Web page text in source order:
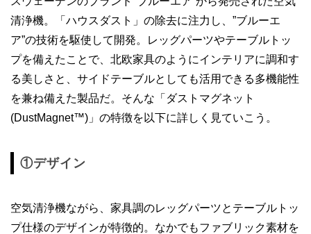
清浄機。「ハウスダスト」の除去に注力し、”ブルーエ
ア”の技術を駆使して開発。レッグパーツやテーブルトッ
プを備えたことで、北欧家具のようにインテリアに調和す
る美しさと、サイドテーブルとしても活用できる多機能性
を兼ね備えた製品だ。そんな「ダストマグネット
(DustMagnet™)」の特徴を以下に詳しく見ていこう。
①デザイン
空気清浄機ながら、家具調のレッグパーツとテーブルトッ
プ仕様のデザインが特徴的。なかでもファブリック素材を